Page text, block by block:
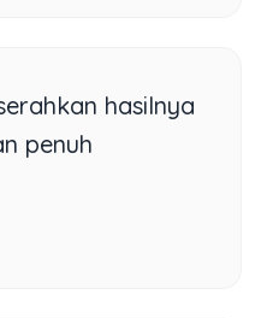
hasilnya
penuh